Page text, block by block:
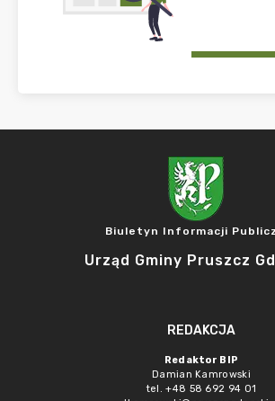
Biuletyn Informacji
Urząd Gminy Pruszcz
REDAKCJA
Redaktor BIP
Damian Kamrowski
tel. +48 58 692 94 01